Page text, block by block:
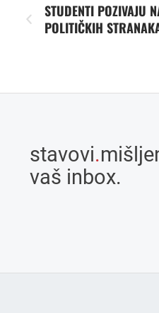
STUDENTI POZIVAJU
POLITIČKIH
stavovi.
vaš inbox.